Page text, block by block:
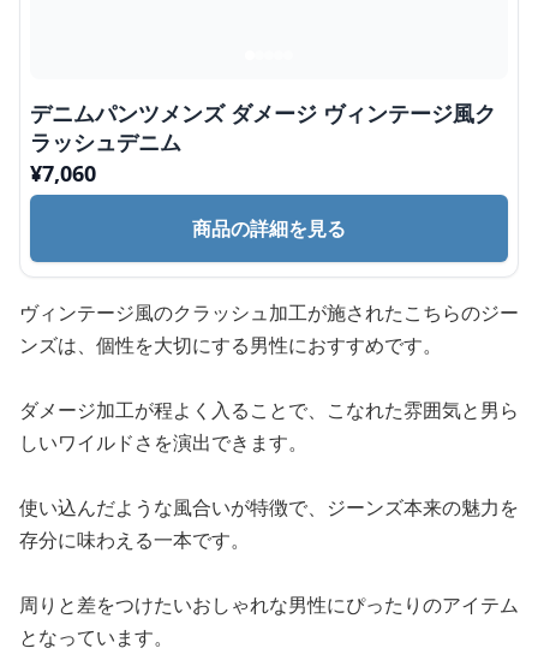
デニムパンツメンズ ダメージ ヴィンテージ風ク
ラッシュデニム
¥7,060
商品の詳細を見る
ヴィンテージ風のクラッシュ加工が施されたこちらのジー
ンズは、個性を大切にする男性におすすめです。
ダメージ加工が程よく入ることで、こなれた雰囲気と男ら
しいワイルドさを演出できます。
使い込んだような風合いが特徴で、ジーンズ本来の魅力を
存分に味わえる一本です。
周りと差をつけたいおしゃれな男性にぴったりのアイテム
となっています。